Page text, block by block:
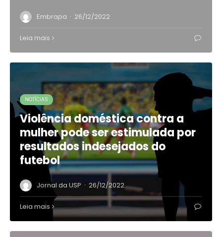
Embrapa · 26/12/2022
Leia mais
NOTÍCIAS
Violência doméstica contra a
mulher pode ser estimulada por
resultados indesejados do
futebol
Jornal da USP · 26/12/2022
Leia mais